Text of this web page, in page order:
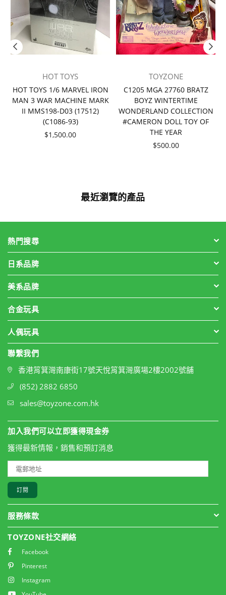
HOT TOYS
HOT TOYS 1/6 MARVEL IRON
MAN 3 WAR MACHINE MARK
II MMS198-D03 (17512)
(C1086-93)
價
$1,500.00
TOYZONE
C1205 MGA 27760 BRATZ
BOYZ WINTERTIME
WONDERLAND COLLECTION
#CAMERON DOLL TOY OF
THE YEAR
價
$500.00
最近瀏覽的產品
熱門搜尋
日系品牌
美系品牌
合金玩具
人偶玩具
聯繫我們
香港筲箕灣南康街17號天悅筲箕灣廣場2樓2002號舖
(852) 2882 6850
sales@toyzone.com.hk
加入我們可以立即獲得現金券
獲得最新情報，銷售和預訂消息
訂閱
服務條款
TOYZONE社交網絡
Facebook
Pinterest
Instagram